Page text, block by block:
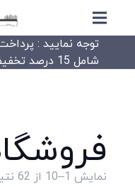
توجه نمایید :
شامل 15 درصد تخفیف خواهد شد.
نمایش 1–10 از 62 نتیجه